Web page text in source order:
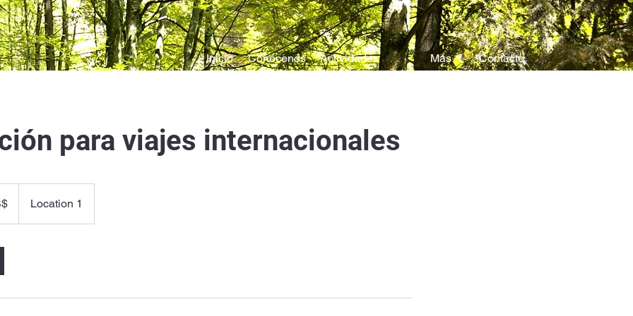
Inicio Conócenos Actividades Más Contacto
para viajes internacionales
Location 1